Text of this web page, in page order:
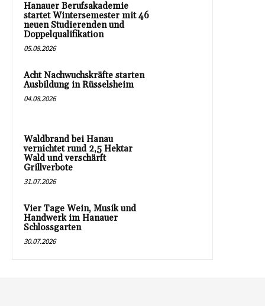
Hanauer Berufsakademie
startet Wintersemester mit 46
neuen Studierenden und
Doppelqualifikation
05.08.2026
Acht Nachwuchskräfte starten
Ausbildung in Rüsselsheim
04.08.2026
Waldbrand bei Hanau
vernichtet rund 2,5 Hektar
Wald und verschärft
Grillverbote
31.07.2026
Vier Tage Wein, Musik und
Handwerk im Hanauer
Schlossgarten
30.07.2026